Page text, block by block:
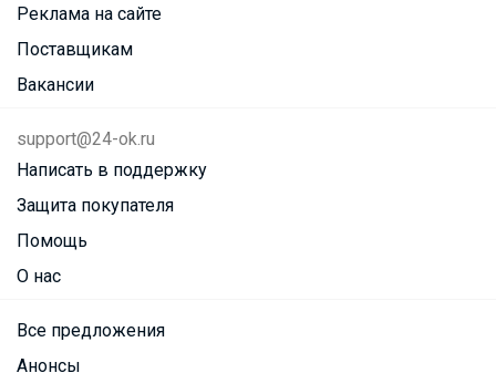
Реклама на сайте
Поставщикам
Вакансии
support@24-ok.ru
Написать в поддержку
Защита покупателя
Помощь
О нас
Все предложения
Анонсы